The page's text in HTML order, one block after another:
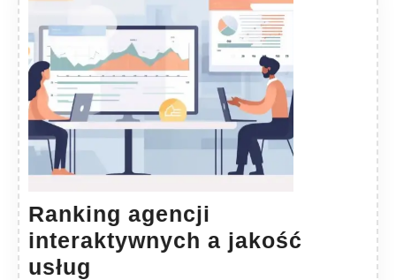
Ranking agencji
interaktywnych a jakość
usług